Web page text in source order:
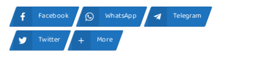
Facebook WhatsApp
Telegram
Twitter
More